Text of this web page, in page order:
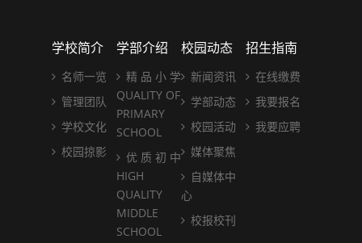
学校简介
名师一览
管理团队
学校文化
校园掠影
学部介绍
精 品 小 学
QUALITY OF
PRIMARY
SCHOOL
优 质 初 中
HIGH
QUALITY
MIDDLE
SCHOOL
校园动态
新闻资讯
学部动态
校园活动
媒体聚焦
自媒体中
心
校报校刊
招生指南
在线缴费
我要报名
我要应聘